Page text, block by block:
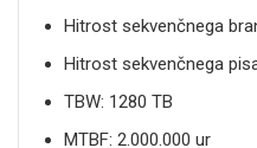
Hitrost sekvenčnega
Hitrost sekvenčnega
TBW: 1280 TB
MTBF: 2.000.000 ur